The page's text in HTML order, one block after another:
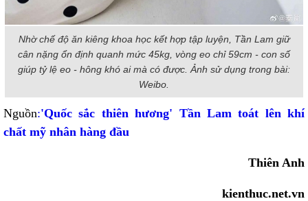
Nhờ chế độ ăn kiêng khoa học kết hợp tập luyện, Tần Lam giữ
cân nặng ổn định quanh mức 45kg, vòng eo chỉ 59cm - con số
giúp tỷ lệ eo - hông khó ai mà có được. Ảnh sử dụng trong bài:
Weibo.
Nguồn:'Quốc sắc thiên hương' Tần Lam toát lên khí
chất mỹ nhân hàng đầu
Thiên Anh
kienthuc.net.vn